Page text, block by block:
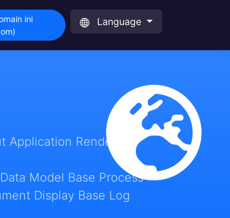
ini
Language
Render
Model Base Process
Display Base Log